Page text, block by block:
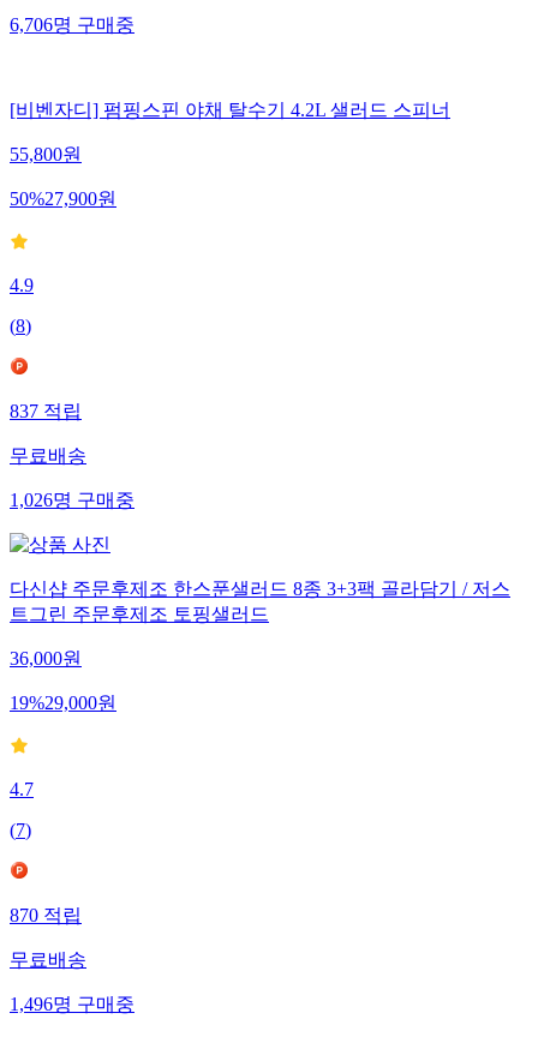
6,706명구매중
[비벤자디] 펌핑스핀 야채 탈수기 4.2L 샐러드 스피너
55,800원
50%27,900원
4.9
(8)
837적립
무료배송
1,026명구매중
다신샵 주문후제조 한스푼샐러드 8종 3+3팩 골라담기 / 저스
트그린 주문후제조 토핑샐러드
36,000원
19%29,000원
4.7
(7)
870적립
무료배송
1,496명구매중